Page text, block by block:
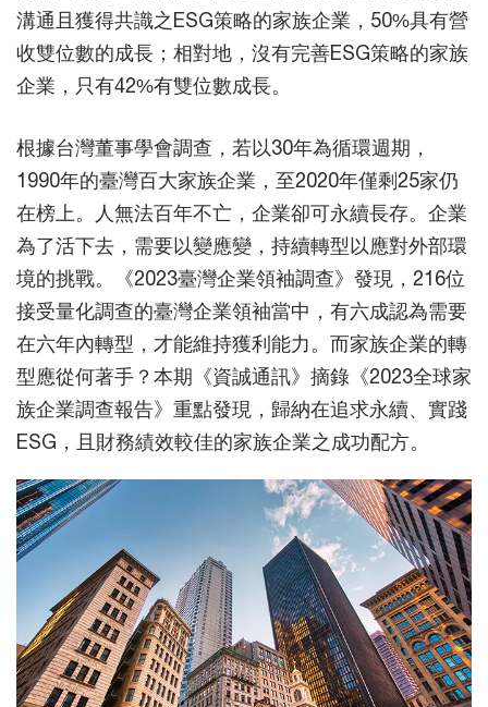
溝通且獲得共識之ESG策略的家族企業，50%具有營
收雙位數的成長；相對地，沒有完善ESG策略的家族
企業，只有42%有雙位數成長。
根據台灣董事學會調查，若以30年為循環週期，
1990年的臺灣百大家族企業，至2020年僅剩25家仍
在榜上。人無法百年不亡，企業卻可永續長存。企業
為了活下去，需要以變應變，持續轉型以應對外部環
境的挑戰。《2023臺灣企業領袖調查》發現，216位
接受量化調查的臺灣企業領袖當中，有六成認為需要
在六年內轉型，才能維持獲利能力。而家族企業的轉
型應從何著手？本期《資誠通訊》摘錄《2023全球家
族企業調查報告》重點發現，歸納在追求永續、實踐
ESG，且財務績效較佳的家族企業之成功配方。